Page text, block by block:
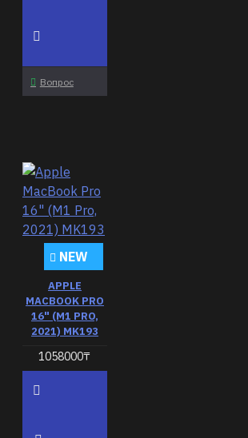
Вопрос
NEW
APPLE
MACBOOK PRO
16" (M1 PRO,
2021) MK193
1058000₸